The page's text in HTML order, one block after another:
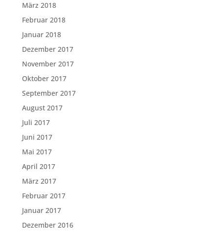
März 2018
Februar 2018
Januar 2018
Dezember 2017
November 2017
Oktober 2017
September 2017
August 2017
Juli 2017
Juni 2017
Mai 2017
April 2017
März 2017
Februar 2017
Januar 2017
Dezember 2016